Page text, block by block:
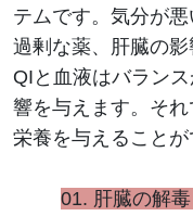
テムです。気分が悪
過剰な薬、肝臓の影
QIと血液はバラン
響を与えます。そ
栄養を与えることが
01. 肝臓の解